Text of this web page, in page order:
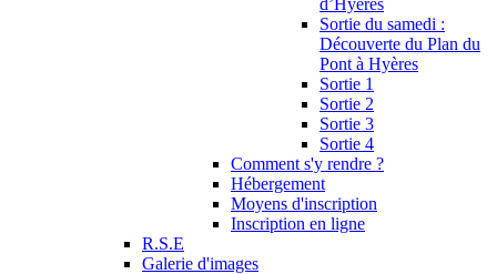
Sortie du samedi :
Découverte du Plan du
Pont à Hyères
Sortie 1
Sortie 2
Sortie 3
Sortie 4
Comment s'y rendre ?
Hébergement
Moyens d'inscription
Inscription en ligne
R.S.E
Galerie d'images